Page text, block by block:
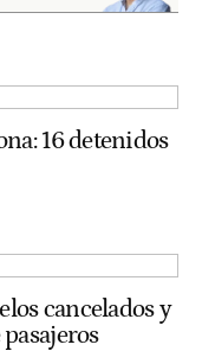
16 detenidos
cancelados y